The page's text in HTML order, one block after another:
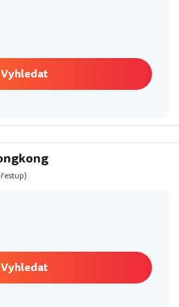
Vyhledat
Vyhledat